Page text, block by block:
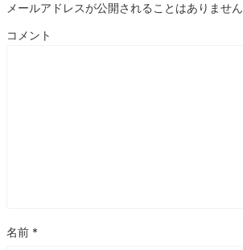
メールアドレスが公開されることはありません
コメント
名前 *